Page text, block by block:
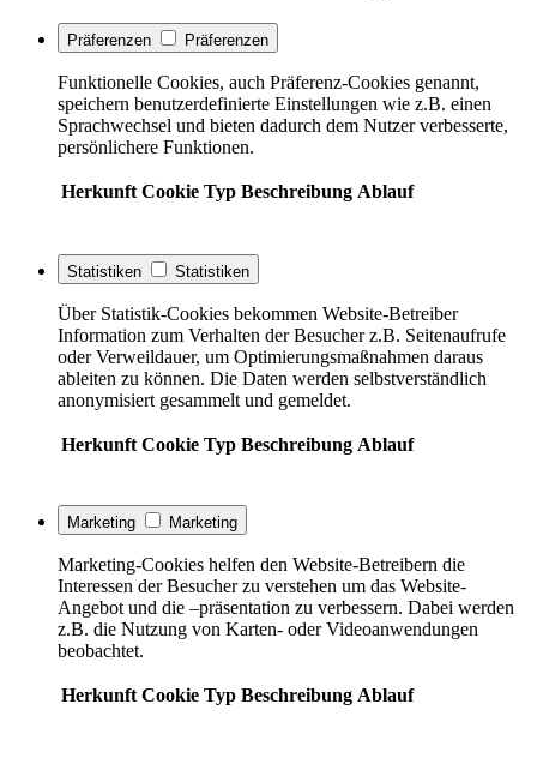
Präferenzen Präferenzen
Funktionelle Cookies, auch Präferenz-Cookies genannt,
speichern benutzerdefinierte Einstellungen wie z.B. einen
Sprachwechsel und bieten dadurch dem Nutzer verbesserte,
persönlichere Funktionen.
Herkunft Cookie Typ Beschreibung Ablauf
Statistiken Statistiken
Über Statistik-Cookies bekommen Website-Betreiber
Information zum Verhalten der Besucher z.B. Seitenaufrufe
oder Verweildauer, um Optimierungsmaßnahmen daraus
ableiten zu können. Die Daten werden selbstverständlich
anonymisiert gesammelt und gemeldet.
Herkunft Cookie Typ Beschreibung Ablauf
Marketing Marketing
Marketing-Cookies helfen den Website-Betreibern die
Interessen der Besucher zu verstehen um das Website-
Angebot und die –präsentation zu verbessern. Dabei werden
z.B. die Nutzung von Karten- oder Videoanwendungen
beobachtet.
Herkunft Cookie Typ Beschreibung Ablauf